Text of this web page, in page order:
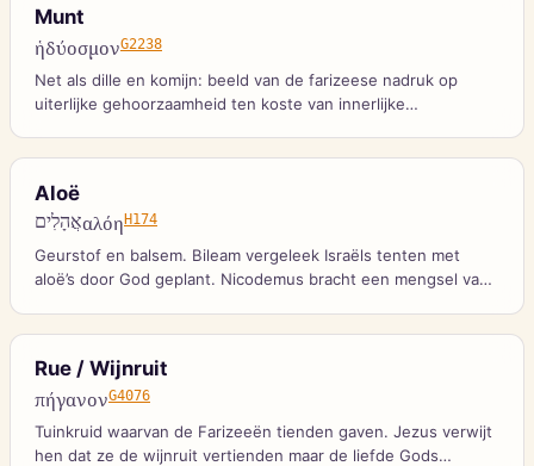
Munt
ἡδύοσμονG2238
Net als dille en komijn: beeld van de farizeese nadruk op
uiterlijke gehoorzaamheid ten koste van innerlijke
Aloë
אֲהָלִיםαλόη H174
Geurstof en balsem. Bileam vergeleek Israëls tenten met
aloë’s door God geplant. Nicodemus bracht een mengsel van
Rue / Wijnruit
πήγανονG4076
Tuinkruid waarvan de Farizeeën tienden gaven. Jezus verwijt
hen dat ze de wijnruit vertienden maar de liefde Gods